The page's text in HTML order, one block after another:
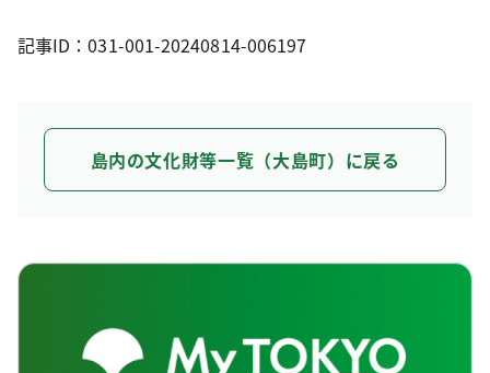
記事ID：031-001-20240814-006197
島内の文化財等一覧（大島町）に戻る